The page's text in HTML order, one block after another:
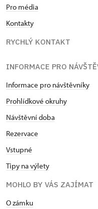
Pro média
Kontakty
RYCHLÝ KONTAKT
INFORMACE PRO
Informace pro návštěvníky
Prohlídkové okruhy
Návštěvní doba
Rezervace
Vstupné
Tipy na výlety
MOHLO BY VÁS ZAJÍMAT
O zámku